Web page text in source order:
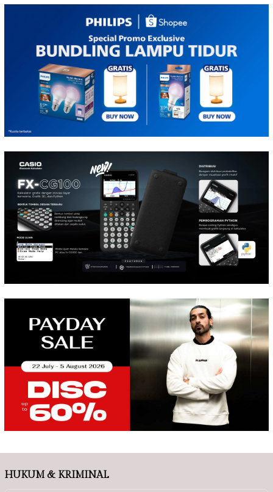
HUKUM & KRIMINAL